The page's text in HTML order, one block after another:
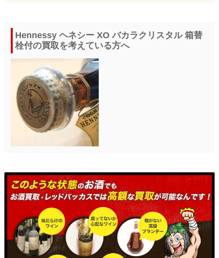
Hennessy ヘネシー XO バカラクリスタル 箱替
栓付の買取を考えている方へ